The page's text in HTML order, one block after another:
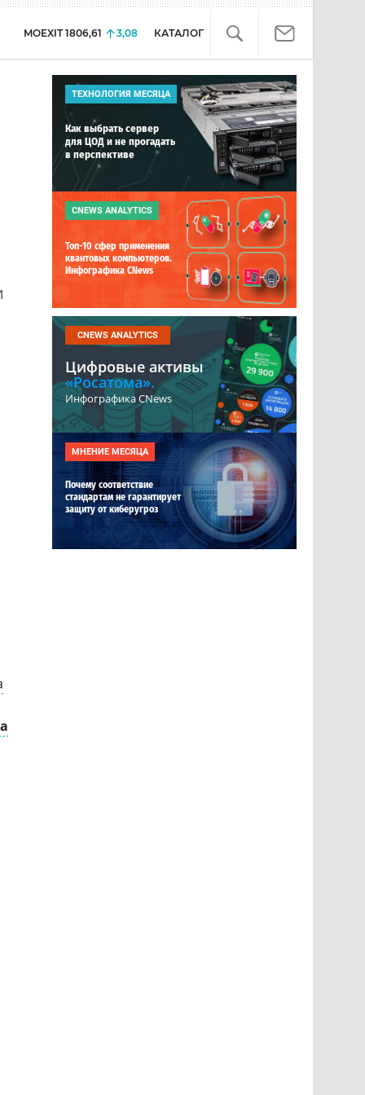
MOEXIT 1806,61 3,08 КАТАЛОГ
ТЕХНОЛОГИЯ МЕСЯЦА
Как выбрать сервер
для ЦОД и не прогадать
в перспективе
CNEWS ANALYTICS
Топ-10 сфер применения
квантовых компьютеров.
Инфографика CNews
CNEWS ANALYTICS
Цифровые активы
«Росатома».
Инфографика CNews
МНЕНИЕ МЕСЯЦА
Почему соответствие
стандартам не гарантирует
защиту от киберугроз